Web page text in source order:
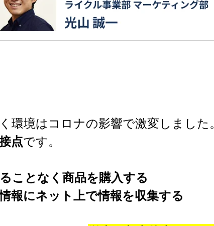
環境はコロナの影響で激変しました。
点です。
ことなく商品を購入する
報にネット上で情報を収集する